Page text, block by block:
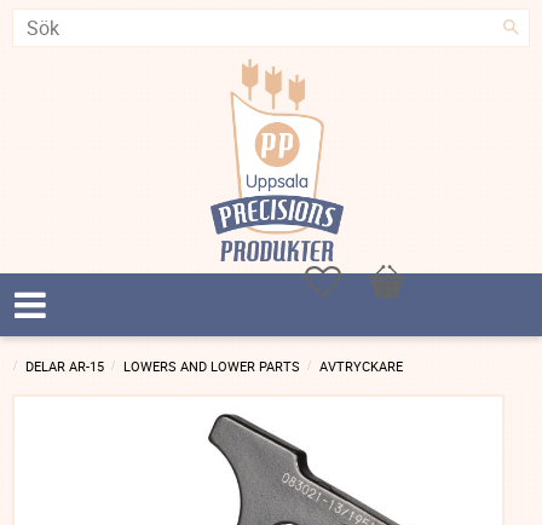
FavoriterKundvagn
DELAR AR-15 LOWERS AND LOWER PARTS AVTRYCKARE